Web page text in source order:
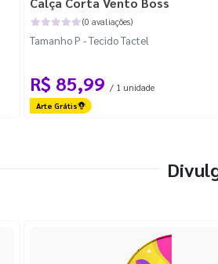
(0 avaliações)
Tamanho P - Tecido Tactel
R$ 85,99 / 1 unidade
Arte Grátis